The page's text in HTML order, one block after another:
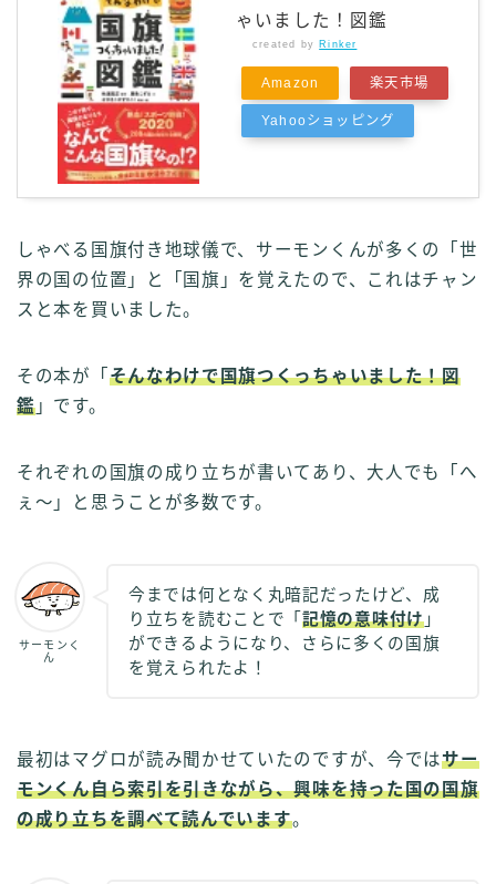
ゃいました！図鑑
created by Rinker
Amazon 楽天市場
Yahooショッピング
しゃべる国旗付き地球儀で、サーモンくんが多くの「世
界の国の位置」と「国旗」を覚えたので、これはチャン
スと本を買いました。
その本が「 そんなわけで国旗つくっちゃいました！図
鑑」です。
それぞれの国旗の成り立ちが書いてあり、大人でも「へ
ぇ～」と思うことが多数です。
サーモンく
ん
今までは何となく丸暗記だったけど、成
り立ちを読むことで「 記憶の意味付け」
ができるようになり、さらに多くの国旗
を覚えられたよ！
最初はマグロが読み聞かせていたのですが、今ではサー
モンくん自ら索引を引きながら、興味を持った国の国旗
の成り立ちを調べて読んでいます。